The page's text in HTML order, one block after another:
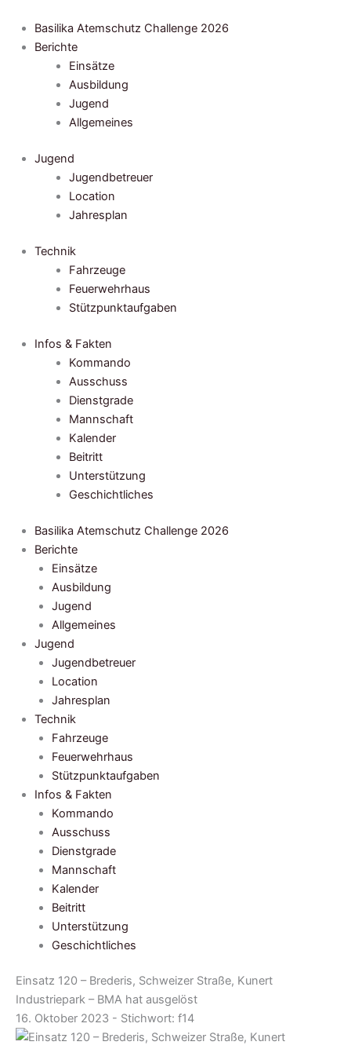
Inhalt
springen
Basilika Atemschutz Challenge 2026
Berichte
Einsätze
Ausbildung
Jugend
Allgemeines
Jugend
Jugendbetreuer
Location
Jahresplan
Technik
Fahrzeuge
Feuerwehrhaus
Stützpunktaufgaben
Infos & Fakten
Kommando
Ausschuss
Dienstgrade
Mannschaft
Kalender
Beitritt
Unterstützung
Geschichtliches
Basilika Atemschutz Challenge 2026
Berichte
Einsätze
Ausbildung
Jugend
Allgemeines
Jugend
Jugendbetreuer
Location
Jahresplan
Technik
Fahrzeuge
Feuerwehrhaus
Stützpunktaufgaben
Infos & Fakten
Kommando
Ausschuss
Dienstgrade
Mannschaft
Kalender
Beitritt
Unterstützung
Geschichtliches
Einsatz 120 – Brederis, Schweizer Straße, Kunert
Industriepark – BMA hat ausgelöst
16. Oktober 2023 - Stichwort: f14